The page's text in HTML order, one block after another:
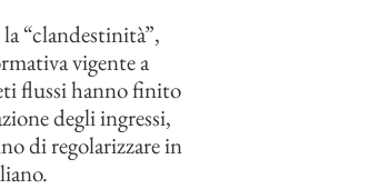
“clandestinità”,
vigente a
flussi hanno finito
degli ingressi,
di regolarizzare in